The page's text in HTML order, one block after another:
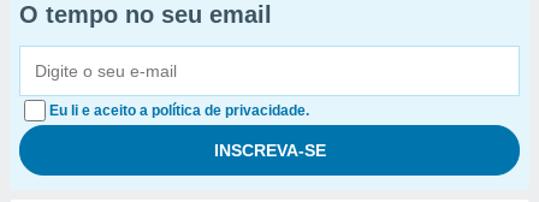
O tempo no seu email
Eu li e aceito a política de privacidade.